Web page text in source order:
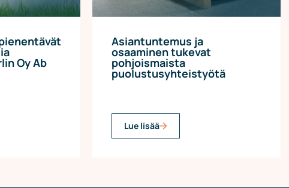
Oy Ab
Asiantuntemus ja
osaaminen tukevat
pohjoismaista
puolustusyhteistyötä
Lue lisää